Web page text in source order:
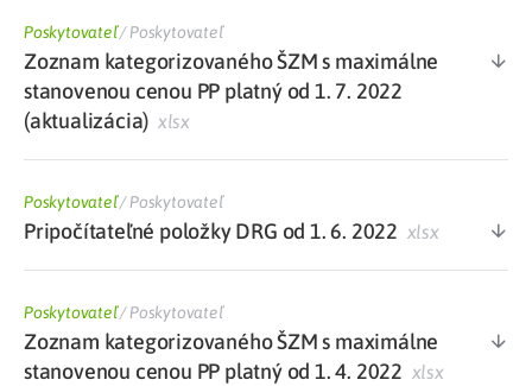
Poskytovateľ/Poskytovateľ
Zoznam kategorizovaného ŠZM s maximálne
stanovenou cenou PP platný od 1. 7. 2022
(aktualizácia) xlsx
Poskytovateľ/Poskytovateľ
Pripočítateľné položky DRG od 1. 6. 2022 xlsx
Poskytovateľ/Poskytovateľ
Zoznam kategorizovaného ŠZM s maximálne
stanovenou cenou PP platný od 1. 4. 2022 xlsx